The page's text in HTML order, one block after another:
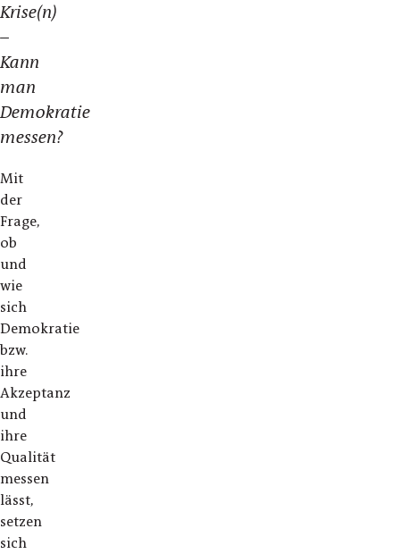
Krise(n)
–
Kann
man
Demokratie
messen?
Mit
der
Frage,
ob
und
wie
sich
Demokratie
bzw.
ihre
Akzeptanz
und
ihre
Qualität
messen
lässt,
setzen
sich